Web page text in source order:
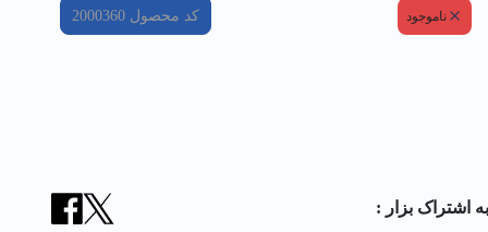
ناموجود کد محصول 2000360
به اشتراک بزار :